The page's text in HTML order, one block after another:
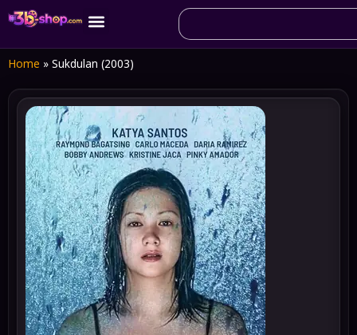
Home » Sukdulan (2003)